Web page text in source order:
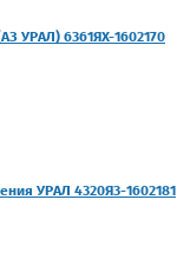
УРАЛ) 6361ЯХ-1602170
УРАЛ 4320Я3-1602181